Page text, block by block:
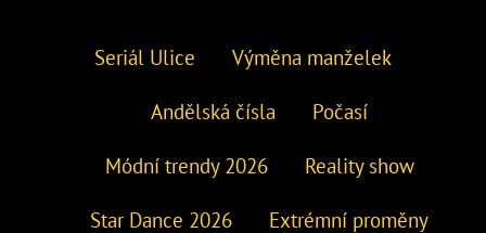
Seriál Ulice Výměna manželek
Andělská čísla Počasí
Módní trendy 2026 Reality show
Star Dance 2026 Extrémní proměny